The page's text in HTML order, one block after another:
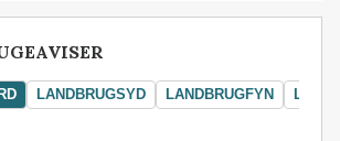
LANDBRUGSYD LANDBRUGFYN